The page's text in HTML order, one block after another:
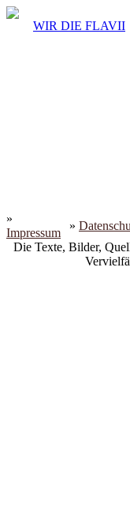
WIR DIE FLAVII
»
Impressum
»
Die Texte, Bilder,